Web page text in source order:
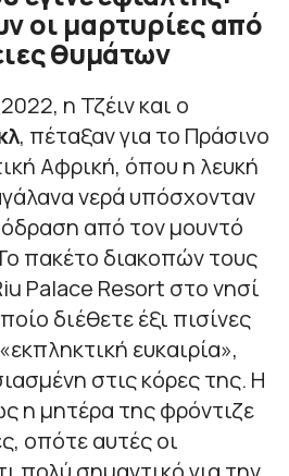
οι μαρτυρίες από
θυμάτων
η Τζέιν και ο
, πέταξαν για το Πράσινο
Αφρική, όπου η λευκή
νερά υπόσχονταν
από τον μουντό
πακέτο διακοπών τους
Palace Resort στο νησί
διέθετε έξι πισίνες
ευκαιρία»,
στις κόρες της. Η
η μητέρα της φρόντιζε
οπότε αυτές οι